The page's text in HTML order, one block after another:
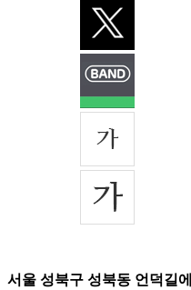
서울 성북구 성북동 언덕길